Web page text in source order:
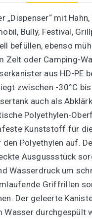
„Dispenser“ mit
Bully, Festival,
befüllen, ebenso
oder Camping-
aus HD-PE
zwischen -30°C
auch als
Polyethylen-
Kunststoff für
Polyethylen auf.
Ausgussstück
Wasserdruck um
Griffrillen
Der geleerte
Wasser durchgespült